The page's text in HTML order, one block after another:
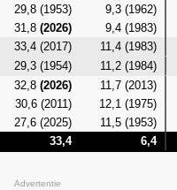
29,8 (1953) 9,3 (1962)
31,8 (2026) 9,4 (1983)
33,4 (2017) 11,4 (1983)
29,3 (1954) 11,2 (1984)
32,8 (2026) 11,7 (2013)
30,6 (2011) 12,1 (1975)
27,6 (2025) 11,5 (1953)
33,4 6,4
Advertentie